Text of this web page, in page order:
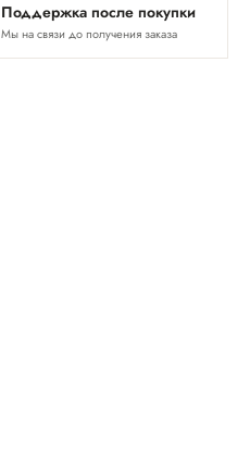
Поддержка после покупки
Мы на связи до получения заказа